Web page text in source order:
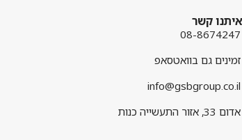
קשר
08-8674247
זמינים גם בוואטסאפ
info@gsbgroup.co.il
אדום 33, אזור התעשייה כנות